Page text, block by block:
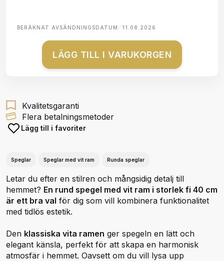
BERÄKNAT AVSÄNDNINGSDATUM: 11.08.2026
LÄGG TILL I VARUKORGEN
Kvalitetsgaranti
Flera betalningsmetoder
Lägg till i favoriter
Speglar Speglar med vit ram Runda speglar
Letar du efter en stilren och mångsidig detalj till
hemmet? En rund spegel med vit ram i storlek fi 40 cm
är ett bra val för dig som vill kombinera funktionalitet
med tidlös estetik.
Den klassiska vita ramen ger spegeln en lätt och
elegant känsla, perfekt för att skapa en harmonisk
atmosfär i hemmet. Oavsett om du vill lysa upp